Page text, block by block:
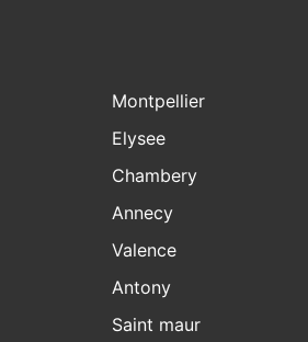
Montpellier
Elysee
Chambery
Annecy
Valence
Antony
Saint maur